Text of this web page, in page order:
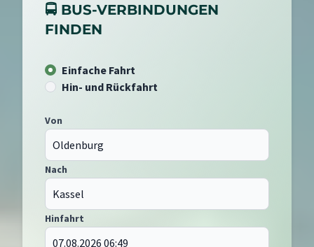
🚍 BUS-VERBINDUNGEN
FINDEN
Einfache Fahrt
Hin- und Rückfahrt
Von
Nach
Hinfahrt